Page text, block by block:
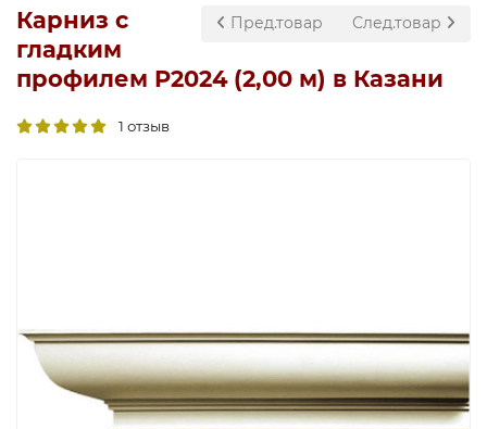
Пред.товар След.товар
Карниз с
гладким
профилем P2024 (2,00 м) в Казани
1 отзыв